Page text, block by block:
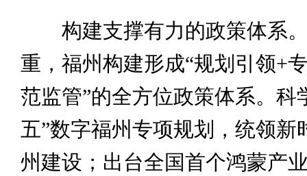
构建支撑有力的政策体系。
重，福州构建形成“规划引领+
范监管”的全方位政策体系。科
五”数字福州专项规划，统领新
州建设；出台全国首个鸿蒙产